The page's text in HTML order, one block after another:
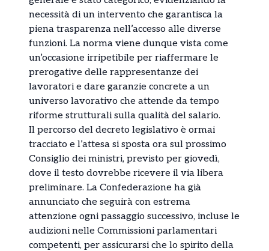
necessità di un intervento che garantisca la
piena trasparenza nell’accesso alle diverse
funzioni. La norma viene dunque vista come
un’occasione irripetibile per riaffermare le
prerogative delle rappresentanze dei
lavoratori e dare garanzie concrete a un
universo lavorativo che attende da tempo
riforme strutturali sulla qualità del salario.
Il percorso del decreto legislativo è ormai
tracciato e l’attesa si sposta ora sul prossimo
Consiglio dei ministri, previsto per giovedì,
dove il testo dovrebbe ricevere il via libera
preliminare. La Confederazione ha già
annunciato che seguirà con estrema
attenzione ogni passaggio successivo, incluse le
audizioni nelle Commissioni parlamentari
competenti, per assicurarsi che lo spirito della